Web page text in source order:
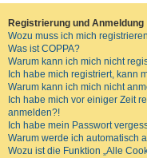
Registrierung und Anmeldung
Wozu muss ich mich
Was ist COPPA?
Warum kann ich mich nicht
Ich habe mich registriert, kann
Warum kann ich mich nicht
Ich habe mich vor einiger Zeit
anmelden?!
Ich habe mein Passwort
Warum werde ich automatisch
Wozu ist die Funktion „Alle